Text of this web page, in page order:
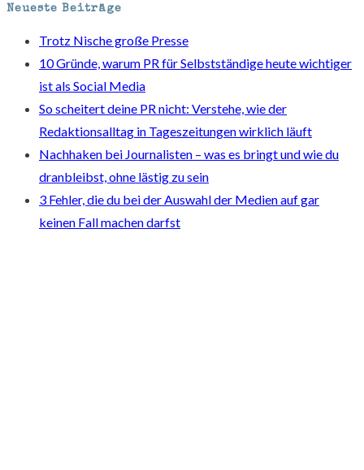
Neueste Beiträge
Trotz Nische große Presse
10 Gründe, warum PR für Selbstständige heute wichtiger
ist als Social Media
So scheitert deine PR nicht: Verstehe, wie der
Redaktionsalltag in Tageszeitungen wirklich läuft
Nachhaken bei Journalisten – was es bringt und wie du
dranbleibst, ohne lästig zu sein
3 Fehler, die du bei der Auswahl der Medien auf gar
keinen Fall machen darfst